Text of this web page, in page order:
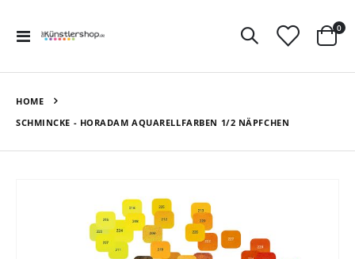
Navigation
0
HOME
SCHMINCKE - HORADAM AQUARELLFARBEN 1/2 NÄPFCHEN